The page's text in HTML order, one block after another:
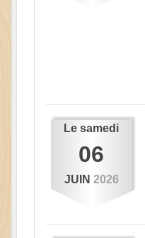
Lesamedi
06
JUIN 2026